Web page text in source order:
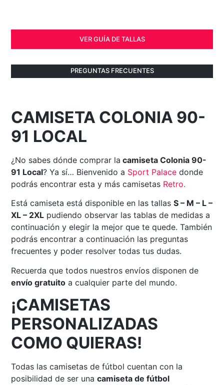
VER GUÍA DE TALLAS
PREGUNTAS FRECUENTES
CAMISETA COLONIA 90-
91 LOCAL
¿No sabes dónde comprar la camiseta Colonia 90-
91 Local? Ya sí… Bienvenido a Sport Palace donde
podrás encontrar esta y más camisetas Retro.
Está camiseta está disponible en las tallasS – M – L –
XL – 2XL pudiendo observar las tablas de medidas a
continuación y elegir la mejor que te quede. También
podrás encontrar a continuación las preguntas
frecuentes y poder resolver todas tus dudas.
Recuerda que todos nuestros envíos disponen de
envío gratuito a cualquier parte del mundo.
¡CAMISETAS
PERSONALIZADAS
COMO QUIERAS!
Todas las camisetas de fútbol cuentan con la
posibilidad de ser unacamiseta de fútbol